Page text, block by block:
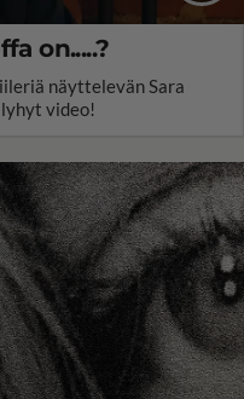
on.....?
näyttelevän Sara
video!